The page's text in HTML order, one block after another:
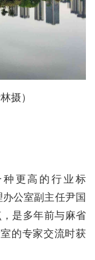
摄）
更高的行业标
公室副主任尹国
是多年前与麻省
的专家交流时获